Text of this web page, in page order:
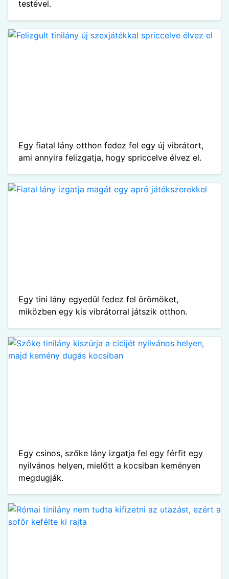
testével.
Egy fiatal lány otthon fedez fel egy új vibrátort,
ami annyira felizgatja, hogy spriccelve élvez el.
Egy tini lány egyedül fedez fel örömöket,
miközben egy kis vibrátorral játszik otthon.
Egy csinos, szőke lány izgatja fel egy férfit egy
nyilvános helyen, mielőtt a kocsiban keményen
megdugják.